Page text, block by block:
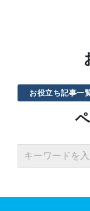
お役立ち記事一